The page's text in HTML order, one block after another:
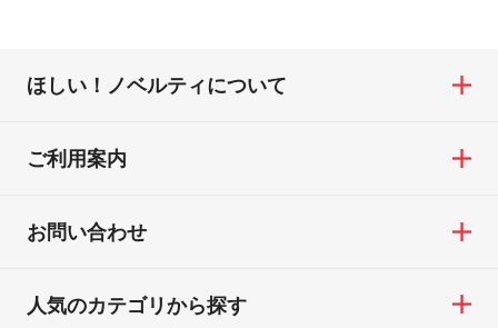
ほしい！ノベルティについて
ご利用案内
お問い合わせ
人気のカテゴリから探す